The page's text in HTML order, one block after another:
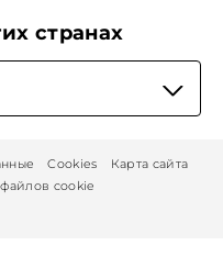
странах
Cookies
Карта сайта
cookie